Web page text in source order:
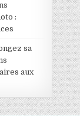
:
sa
aux